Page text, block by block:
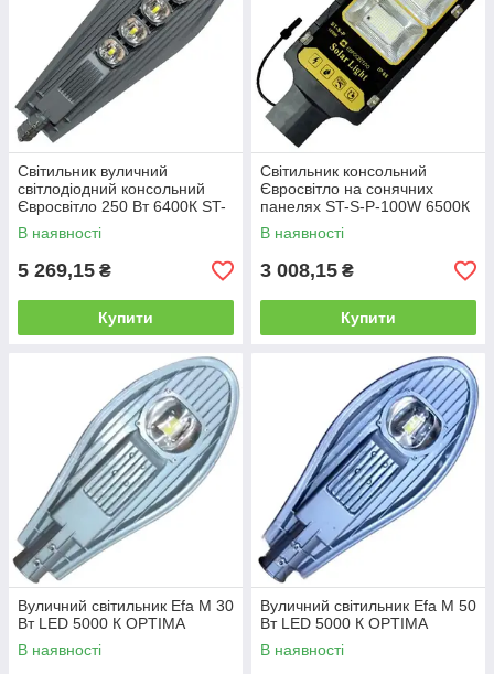
Світильник вуличний
світлодіодний консольний
Євросвітло 250 Вт 6400К ST-
250-07 IP65 25000 Лм
В наявності
5 269,15 ₴
Купити
Світильник консольний
Євросвітло на сонячних
панелях ST-S-P-100W 6500К
750Лм
В наявності
3 008,15 ₴
Купити
Вуличний світильник Efa M 30
Вт LED 5000 К OPTIMA
В наявності
Вуличний світильник Efa M 50
Вт LED 5000 К OPTIMA
В наявності